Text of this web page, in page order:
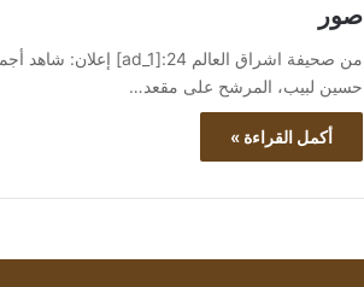
صور
حسين لبيب، المرشح على مقعد…
أكمل القراءة »